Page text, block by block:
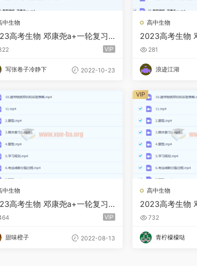
中生物
高考生物 邓康尧a+一轮复习
班 秋季班更新10讲
VIP
写张卷子冷静下 2022-10-23
高中生物
2023高考生物
暑假班 秋季班更
281
浪迹江湖
中生物
高考生物 邓康尧a+一轮复习
19讲
VIP
甜味橙子 2022-08-13
高中生物
2023高考生物
更新11讲
732
青柠檬檬哒
VIP